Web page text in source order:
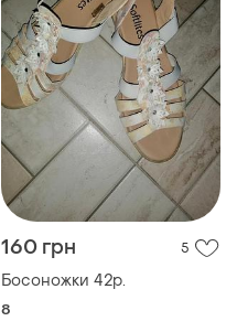
160 грн 5
Босоножки 42р.
8